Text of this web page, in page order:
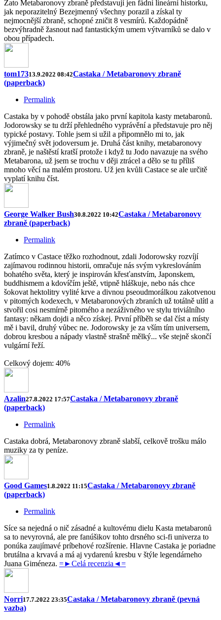
Zato Metabaronovy zbraně představují jen fádní lineární historku,
jak neporazitelný Bezejmenný všechny porazil a získal ty
nejmocnější zbraně, schopné zničit 8 vesmírů. Každopádně
bezvýhradně žasnout nad fantastickým umem výtvarníků se dalo v
obou případech.
tom17313.9.2022 08:42Castaka / Metabaronovy zbraně
(paperback)
Permalink
Castaka by v pohodě obstála jako první kapitola kasty metabaronů.
Jodorowsky se tu drží přehledného vyprávění a představuje pro něj
typické postavy. Tohle jsem si užil a připomnělo mi to, jak
výjimečný svět jodoversum je. Druhá část knihy, metabaronovy
zbraně, je naštěstí kratší protože i když tu Jodo navazuje na svého
Metabarona, už jsem se trochu v ději ztrácel a dělo se tu příliš
mnoho věcí na malém prostoru. Už jen kvůli Castace se ale určitě
vyplatí knihu číst.
George Walker Bush30.8.2022 10:42Castaka / Metabaronovy
zbraně (paperback)
Permalink
Zatímco v Castace těžko rozhodnout, zdali Jodorowsky rozvíjí
zajímavou rodinnou historii, omračuje nás svým vykreslováním
bohatého světa, který je inspirován křesťanstvím, Japonskem,
buddhismem a kdovíčím ještě, vtipně hláškuje, nebo nás chce
šokovat hektolitry vylité krve a divnou pseoudmorálkou zakotvenou
v pitomých kodexech, v Metabaronových zbraních už totálně ulítl a
stvořil cosi nesmírně pitomého a nezáživného ve stylu triviálního
fantasy: někam dojdi a něco získej. První příběh se dal číst a místy
mě i bavil, druhý vůbec ne. Jodorowsky je za vším tím universem,
dobrou kresbou a nápady vlastně strašně mělký... vše stejně skončí
vulgární řeží.
Celkový dojem: 40%
Azalin27.8.2022 17:57Castaka / Metabaronovy zbraně
(paperback)
Permalink
Castaka dobrá, Metabaronovy zbraně slabší, celkově trošku málo
muziky za ty peníze.
Good Games1.8.2022 11:15Castaka / Metabaronovy zbraně
(paperback)
Permalink
Síce sa nejedná o nič zásadné a kultovému dielu Kasta metabaronů
sa to nevyrovná, ale pre fanúšikov tohto drsného sci-fi univerza to
ponúka zaujímavé príbehové rozšírenie. Hlavne Castaka je poriadne
brutálna a krvavá a má aj vydarenú kresbu v štýle legendárneho
Juana Giméneza. =►Celá recenzia◄=
Norri17.7.2022 23:35Castaka / Metabaronovy zbraně (pevná
vazba)